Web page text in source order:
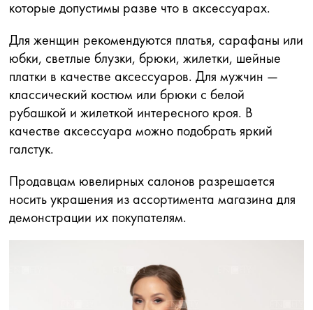
которые допустимы разве что в аксессуарах.
Для женщин рекомендуются платья, сарафаны или
юбки, светлые блузки, брюки, жилетки, шейные
платки в качестве аксессуаров. Для мужчин —
классический костюм или брюки с белой
рубашкой и жилеткой интересного кроя. В
качестве аксессуара можно подобрать яркий
галстук.
Продавцам ювелирных салонов разрешается
носить украшения из ассортимента магазина для
демонстрации их покупателям.